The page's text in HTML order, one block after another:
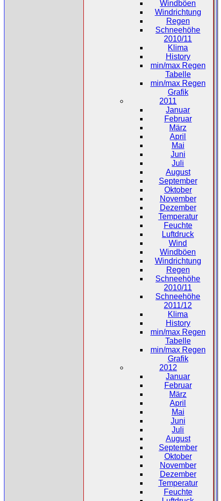
Windböen
Windrichtung
Regen
Schneehöhe
2010/11
Klima
History
min/max Regen
Tabelle
min/max Regen
Grafik
2011
Januar
Februar
März
April
Mai
Juni
Juli
August
September
Oktober
November
Dezember
Temperatur
Feuchte
Luftdruck
Wind
Windböen
Windrichtung
Regen
Schneehöhe
2010/11
Schneehöhe
2011/12
Klima
History
min/max Regen
Tabelle
min/max Regen
Grafik
2012
Januar
Februar
März
April
Mai
Juni
Juli
August
September
Oktober
November
Dezember
Temperatur
Feuchte